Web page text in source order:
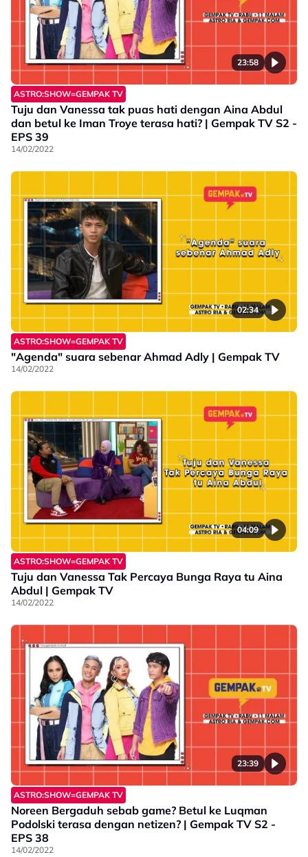
23:58
ASTRO:SHOW=GEMPAK TV
Tuju dan Vanessa tak puas hati dengan Aina Abdul
dan betul ke Iman Troye terasa hati? | Gempak TV S2 -
EPS 39
14/02/2022
02:34
ASTRO:SHOW=GEMPAK TV
"Agenda" suara sebenar Ahmad Adly | Gempak TV
14/02/2022
04:09
ASTRO:SHOW=GEMPAK TV
Tuju dan Vanessa Tak Percaya Bunga Raya tu Aina
Abdul | Gempak TV
14/02/2022
23:39
ASTRO:SHOW=GEMPAK TV
Noreen Bergaduh sebab game? Betul ke Luqman
Podolski terasa dengan netizen? | Gempak TV S2 -
EPS 38
14/02/2022